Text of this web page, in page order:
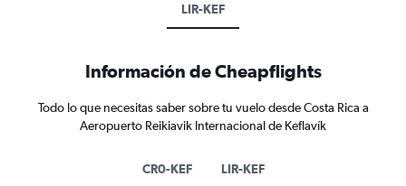
LIR-KEF
Información de Cheapflights
Todo lo que necesitas saber sobre tu vuelo desde Costa Rica a
Aeropuerto Reikiavik Internacional de Keflavík
CR0-KEF LIR-KEF